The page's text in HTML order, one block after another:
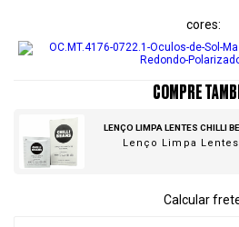
cores
COMPRE
LENÇO LIMPA LENTES CHILLI
Lenço Limpa Lentes
Calcular